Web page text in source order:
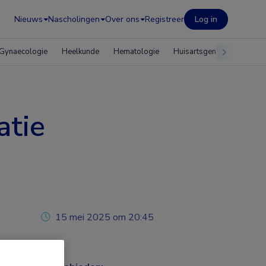
Nieuws Nascholingen Over ons Registreer Log in
Heelkunde Hematologie Huisartsgeneeskunde
15 mei 2025 om 20:45